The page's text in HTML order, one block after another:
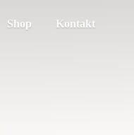
Shop Kontakt